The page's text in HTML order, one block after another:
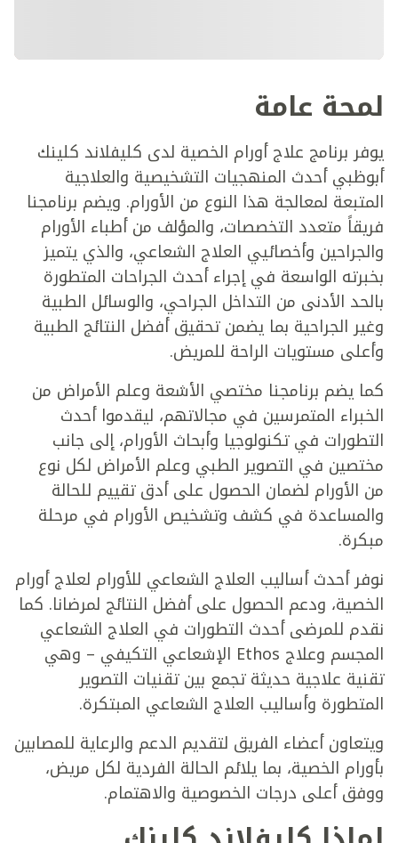
لمحة عامة
يوفر برنامج علاج أورام الخصية لدى كليفلاند كلينك
أبوظبي أحدث المنهجيات التشخيصية والعلاجية
المتبعة لمعالجة هذا النوع من الأورام. ويضم برنامجنا
فريقاً متعدد التخصصات، والمؤلف من أطباء الأورام
والجراحين وأخصائيي العلاج الشعاعي، والذي يتميز
بخبرته الواسعة في إجراء أحدث الجراحات المتطورة
بالحد الأدنى من التداخل الجراحي، والوسائل الطبية
وغير الجراحية بما يضمن تحقيق أفضل النتائج الطبية
وأعلى مستويات الراحة للمريض.
كما يضم برنامجنا مختصي الأشعة وعلم الأمراض من
الخبراء المتمرسين في مجالاتهم، ليقدموا أحدث
التطورات في تكنولوجيا وأبحاث الأورام، إلى جانب
مختصين في التصوير الطبي وعلم الأمراض لكل نوع
من الأورام لضمان الحصول على أدق تقييم للحالة
والمساعدة في كشف وتشخيص الأورام في مرحلة
مبكرة.
نوفر أحدث أساليب العلاج الشعاعي للأورام لعلاج أورام
الخصية، ودعم الحصول على أفضل النتائج لمرضانا. كما
نقدم للمرضى أحدث التطورات في العلاج الشعاعي
المجسم وعلاج Ethos الإشعاعي التكيفي – وهي
تقنية علاجية حديثة تجمع بين تقنيات التصوير
المتطورة وأساليب العلاج الشعاعي المبتكرة.
ويتعاون أعضاء الفريق لتقديم الدعم والرعاية للمصابين
بأورام الخصية، بما يلائم الحالة الفردية لكل مريض،
ووفق أعلى درجات الخصوصية والاهتمام.